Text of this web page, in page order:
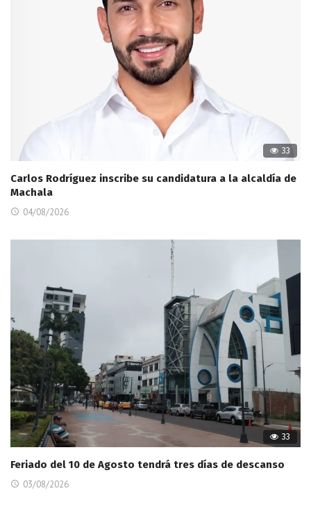
33
Carlos Rodríguez inscribe su candidatura a la alcaldía de
Machala
04/08/2026
33
Feriado del 10 de Agosto tendrá tres días de descanso
03/08/2026